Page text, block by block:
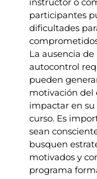
participantes
dificultades
La ausencia
autocontrol
pueden
motivación del
impactar en
curso. Es
sean
busquen
motivados y
programa